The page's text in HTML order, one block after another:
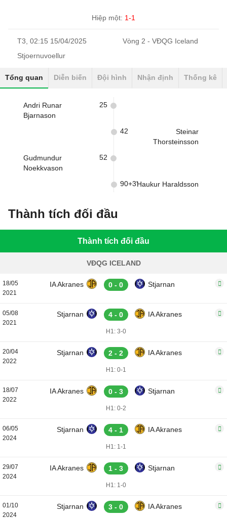
Hiệp một: 1-1
T3, 02:15 15/04/2025
Vòng 2 - VĐQG Iceland
Stjoernuvoellur
Tổng quan Diễn biến Đội hình Nhận định Thống kê
Andri Runar
Bjarnason
25
Steinar
Thorsteinsson
42
Gudmundur
Noekkvason
52
Haukur Haraldsson
90+3'
Thành tích đối đầu
Thành tích đối đầu
VĐQG ICELAND
18/05
2021
IA Akranes 0 - 0 Stjarnan
05/08
2021
Stjarnan 4 - 0 IA Akranes
H1: 3-0
20/04
2022
Stjarnan 2 - 2 IA Akranes
H1: 0-1
18/07
2022
IA Akranes 0 - 3 Stjarnan
H1: 0-2
06/05
2024
Stjarnan 4 - 1 IA Akranes
H1: 1-1
29/07
2024
IA Akranes 1 - 3 Stjarnan
H1: 1-0
01/10
2024
Stjarnan 3 - 0 IA Akranes